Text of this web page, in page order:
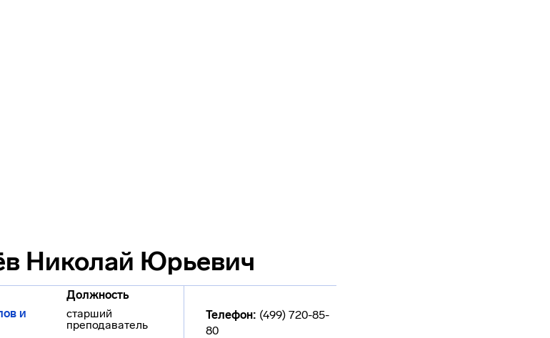
Николай Юрьевич
Должность
и
старший
преподаватель
Телефон: (499) 720-85-
80